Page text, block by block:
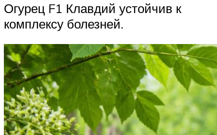
Огурец F1 Клавдий устойчив к
комплексу болезней.